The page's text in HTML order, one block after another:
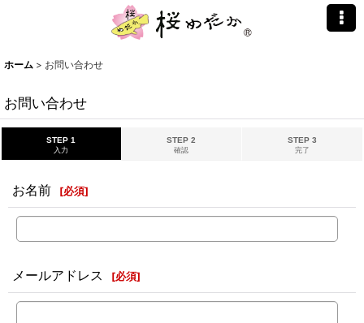
ホーム > お問い合わせ
お問い合わせ
STEP 1
入力
STEP 2
確認
STEP 3
完了
お名前 [必須]
メールアドレス [必須]